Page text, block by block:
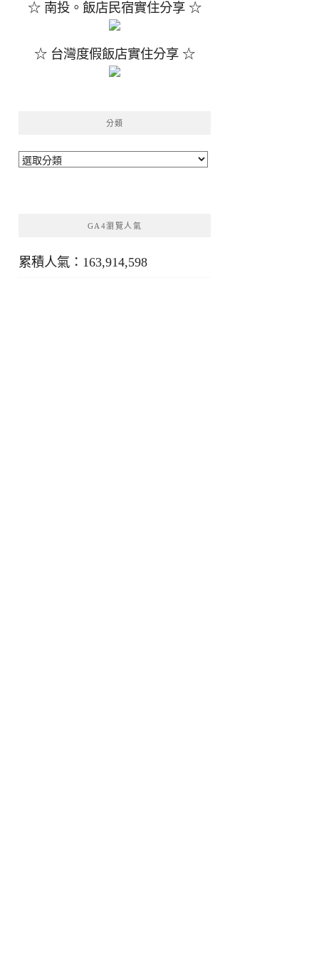
☆ 南投。飯店民宿實住分享 ☆
☆ 台灣度假飯店實住分享 ☆
分類
分
GA4瀏覽人氣
累積人氣：163,914,598